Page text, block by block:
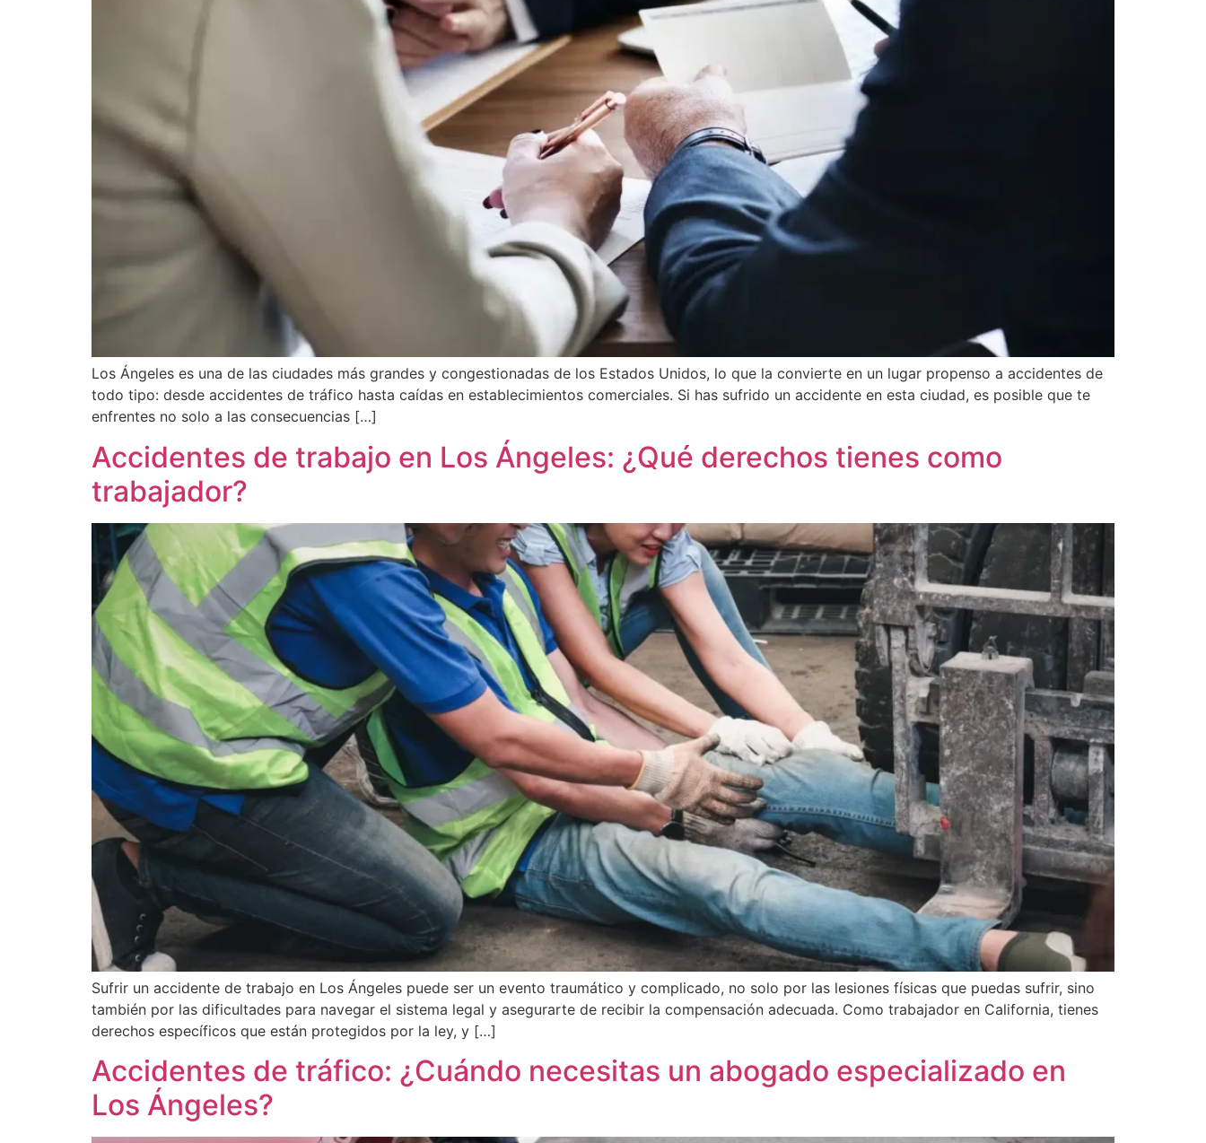
Los Ángeles es una de las ciudades más grandes y congestionadas de los Estados Unidos, lo que la convierte en un lugar propenso a accidentes de
todo tipo: desde accidentes de tráfico hasta caídas en establecimientos comerciales. Si has sufrido un accidente en esta ciudad, es posible que te
enfrentes no solo a las consecuencias […]
Accidentes de trabajo en Los Ángeles: ¿Qué derechos tienes como
trabajador?
Sufrir un accidente de trabajo en Los Ángeles puede ser un evento traumático y complicado, no solo por las lesiones físicas que puedas sufrir, sino
también por las dificultades para navegar el sistema legal y asegurarte de recibir la compensación adecuada. Como trabajador en California, tienes
derechos específicos que están protegidos por la ley, y […]
Accidentes de tráfico: ¿Cuándo necesitas un abogado especializado en
Los Ángeles?